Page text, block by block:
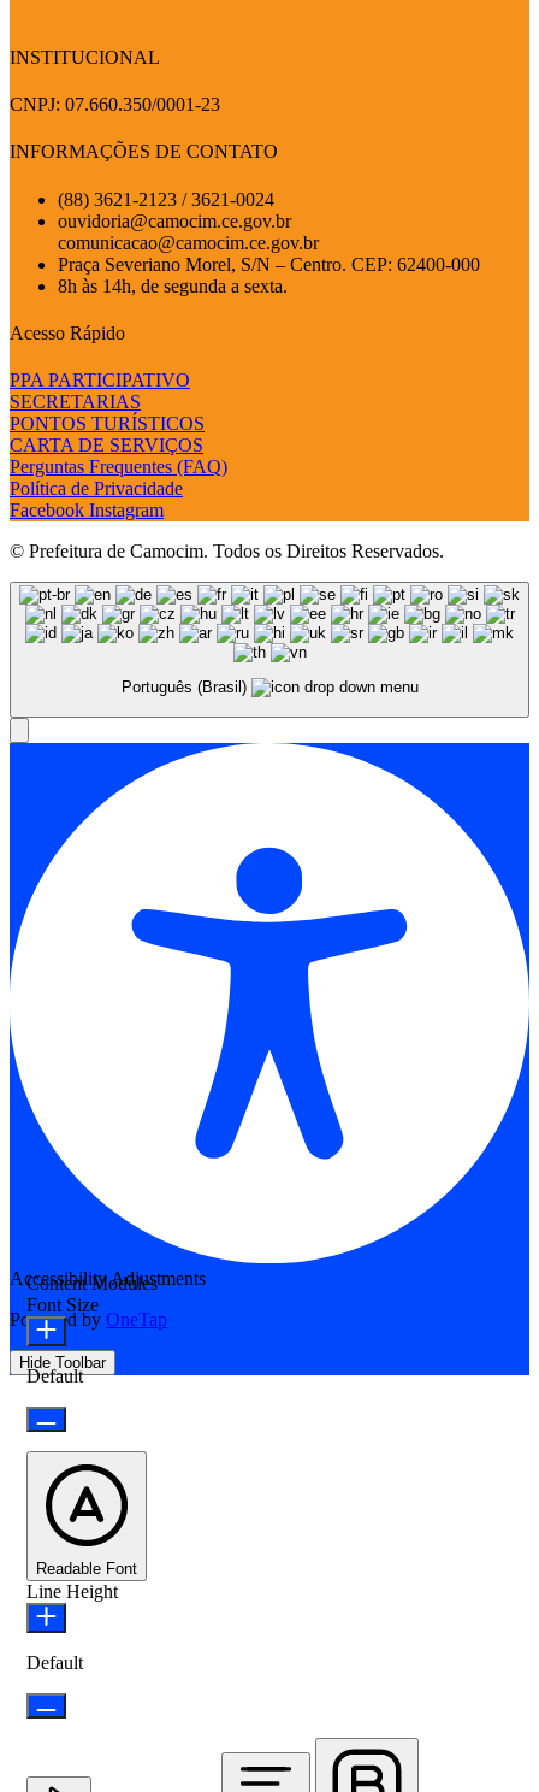
INSTITUCIONAL
CNPJ: 07.660.350/0001-23
INFORMAÇÕES DE CONTATO
(88) 3621-2123 / 3621-0024
ouvidoria@camocim.ce.gov.br
comunicacao@camocim.ce.gov.br
Praça Severiano Morel, S/N – Centro. CEP: 62400-000
8h às 14h, de segunda a sexta.
Acesso Rápido
PPA PARTICIPATIVO
SECRETARIAS
PONTOS TURÍSTICOS
CARTA DE SERVIÇOS
Perguntas Frequentes (FAQ)
Política de Privacidade
Facebook Instagram
© Prefeitura de Camocim. Todos os Direitos Reservados.
Português (Brasil)
Accessibility Adjustments
Powered by OneTap
Hide Toolbar
Content Modules
Font Size
Default
Readable Font
Line Height
Default